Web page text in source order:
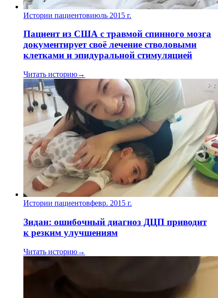
Истории пациентовиюль 2015 г.
Пациент из США с травмой спинного мозга
документирует своё лечение стволовыми
клетками и эпидуральной стимуляцией
Читать историю→
Истории пациентовфевр. 2015 г.
Зидан: ошибочный диагноз ДЦП приводит
к резким улучшениям
Читать историю→